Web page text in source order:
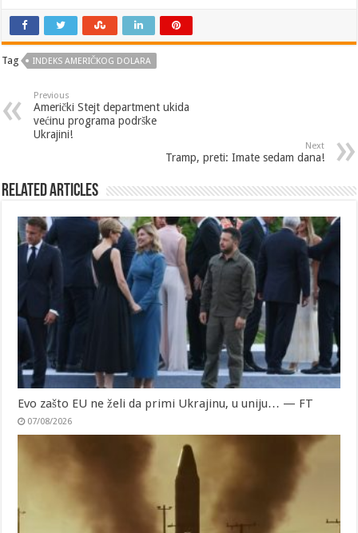
Tag INDEKS AMERIČKOG DOLARA
Previous
Američki Stejt department ukida
većinu programa podrške
Ukrajini!
Next
Tramp, preti: Imate sedam dana!
Related Articles
Evo zašto EU ne želi da primi Ukrajinu, u uniju… — FT
07/08/2026